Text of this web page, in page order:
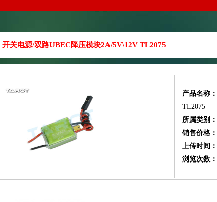
开关电源/双路UBEC降压模块2A/5V\12V TL2075
产品名称：
TL2075
所属类别：
销售价格：
上传时间：
浏览次数：